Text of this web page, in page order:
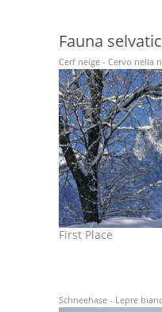
Fauna
Cerf neige - Cervo nella
First Place
Schneehase - Lepre